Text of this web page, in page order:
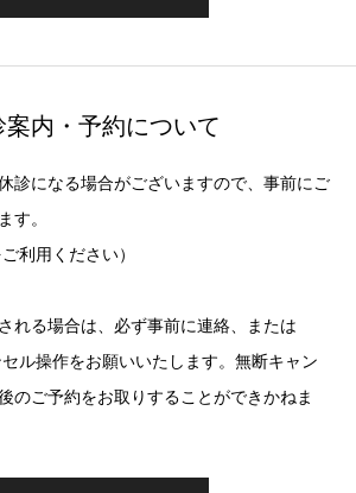
案内・予約について
診になる場合がございますので、事前にご
す。
利用ください）
れる場合は、必ず事前に連絡、または
ル操作をお願いいたします。無断キャン
のご予約をお取りすることができかねま